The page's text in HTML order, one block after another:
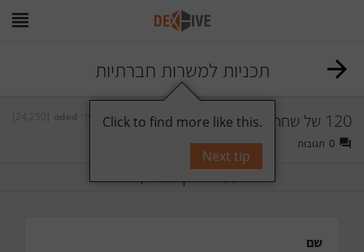
תכניות למשרות חברתיות
120 של שחרית | سحرية | Shaharit
0 תגובות
תייג עקוב
שם
Click to find more like this.
Next tip